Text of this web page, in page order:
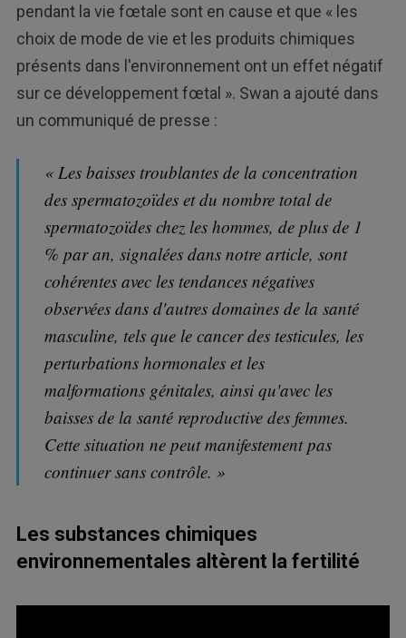
pendant la vie fœtale sont en cause et que « les
choix de mode de vie et les produits chimiques
présents dans l'environnement ont un effet négatif
sur ce développement fœtal ». Swan a ajouté dans
un communiqué de presse :
« Les baisses troublantes de la concentration
des spermatozoïdes et du nombre total de
spermatozoïdes chez les hommes, de plus de 1
% par an, signalées dans notre article, sont
cohérentes avec les tendances négatives
observées dans d'autres domaines de la santé
masculine, tels que le cancer des testicules, les
perturbations hormonales et les
malformations génitales, ainsi qu'avec les
baisses de la santé reproductive des femmes.
Cette situation ne peut manifestement pas
continuer sans contrôle. »
Les substances chimiques
environnementales altèrent la fertilité